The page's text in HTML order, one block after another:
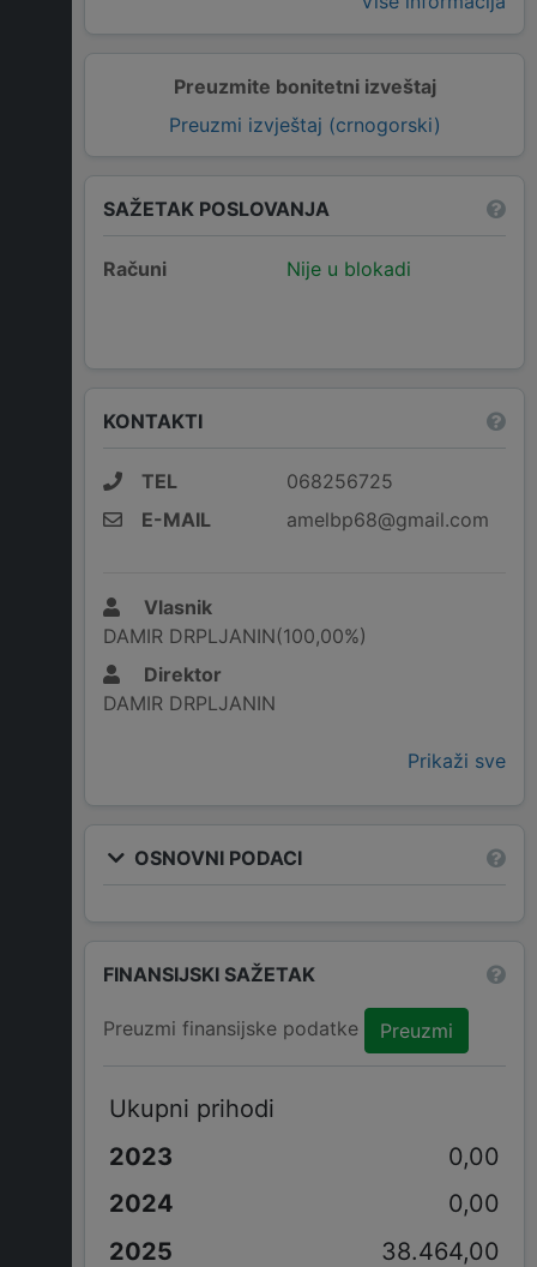
Preuzmite bonitetni izveštaj
Preuzmi izvještaj (crnogorski)
SAŽETAK POSLOVANJA
Računi Nije u blokadi
KONTAKTI
TEL
068256725
E-MAIL
amelbp68@gmail.com
Vlasnik
DAMIR DRPLJANIN(100,00%)
Direktor
DAMIR DRPLJANIN
Prikaži sve
OSNOVNI PODACI
FINANSIJSKI SAŽETAK
Preuzmi finansijske podatke Preuzmi
Ukupni prihodi
0,00
0,00
38.464,00